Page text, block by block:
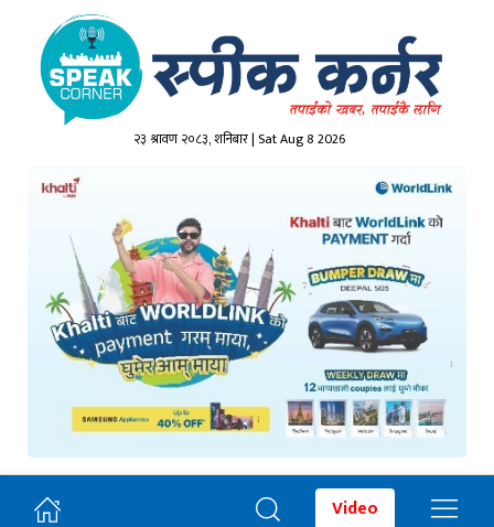
२३ श्रावण २०८३, शनिबार | Sat Aug 8 2026
Video